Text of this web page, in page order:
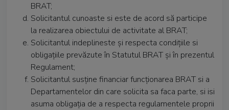
BRAT;
Solicitantul cunoaste si este de acord să participe
la realizarea obiectului de activitate al BRAT;
Solicitantul indeplineste şi respecta condiţiile si
obligaţiile prevăzute în Statutul BRAT şi în prezentul
Regulament;
Solicitantul susţine financiar funcţionarea BRAT si a
Departamentelor din care solicita sa faca parte, si isi
asuma obligaţia de a respecta regulamentele proprii